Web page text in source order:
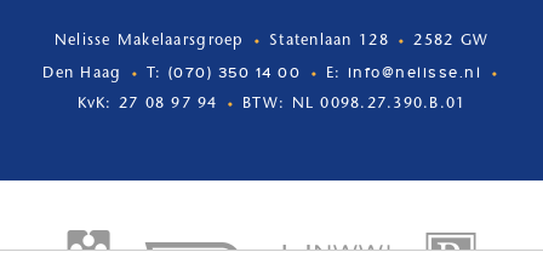
Nelisse Makelaarsgroep Statenlaan 128 2582 GW
Den Haag T: (070) 350 14 00 E: info@nelisse.nl
KvK: 27 08 97 94 BTW: NL 0098.27.390.B.01